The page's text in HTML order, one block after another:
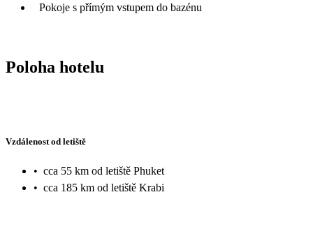
Pokoje s přímým vstupem do bazénu
Poloha hotelu
Vzdálenost od letiště
• cca 55 km od letiště Phuket
• cca 185 km od letiště Krabi